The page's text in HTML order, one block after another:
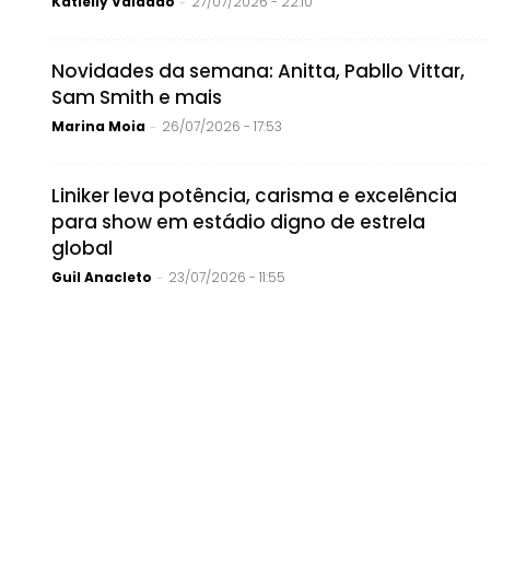
Novidades da semana: Anitta, Pabllo Vittar,
Sam Smith e mais
Marina Moia - 26/07/2026 - 17:53
Liniker leva potência, carisma e excelência
para show em estádio digno de estrela
global
Guil Anacleto - 23/07/2026 - 11:55